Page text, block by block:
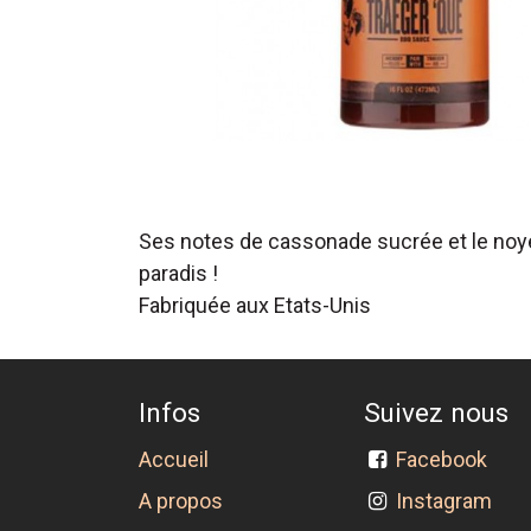
Ses notes de cassonade sucrée et le
paradis !
Fabriquée aux Etats-Unis
Infos
Accueil
A propos
Suivez nous
Facebook
Instagram